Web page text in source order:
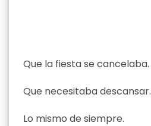
Que la fiesta se cancelaba.
Que necesitaba descansar.
Lo mismo de siempre.